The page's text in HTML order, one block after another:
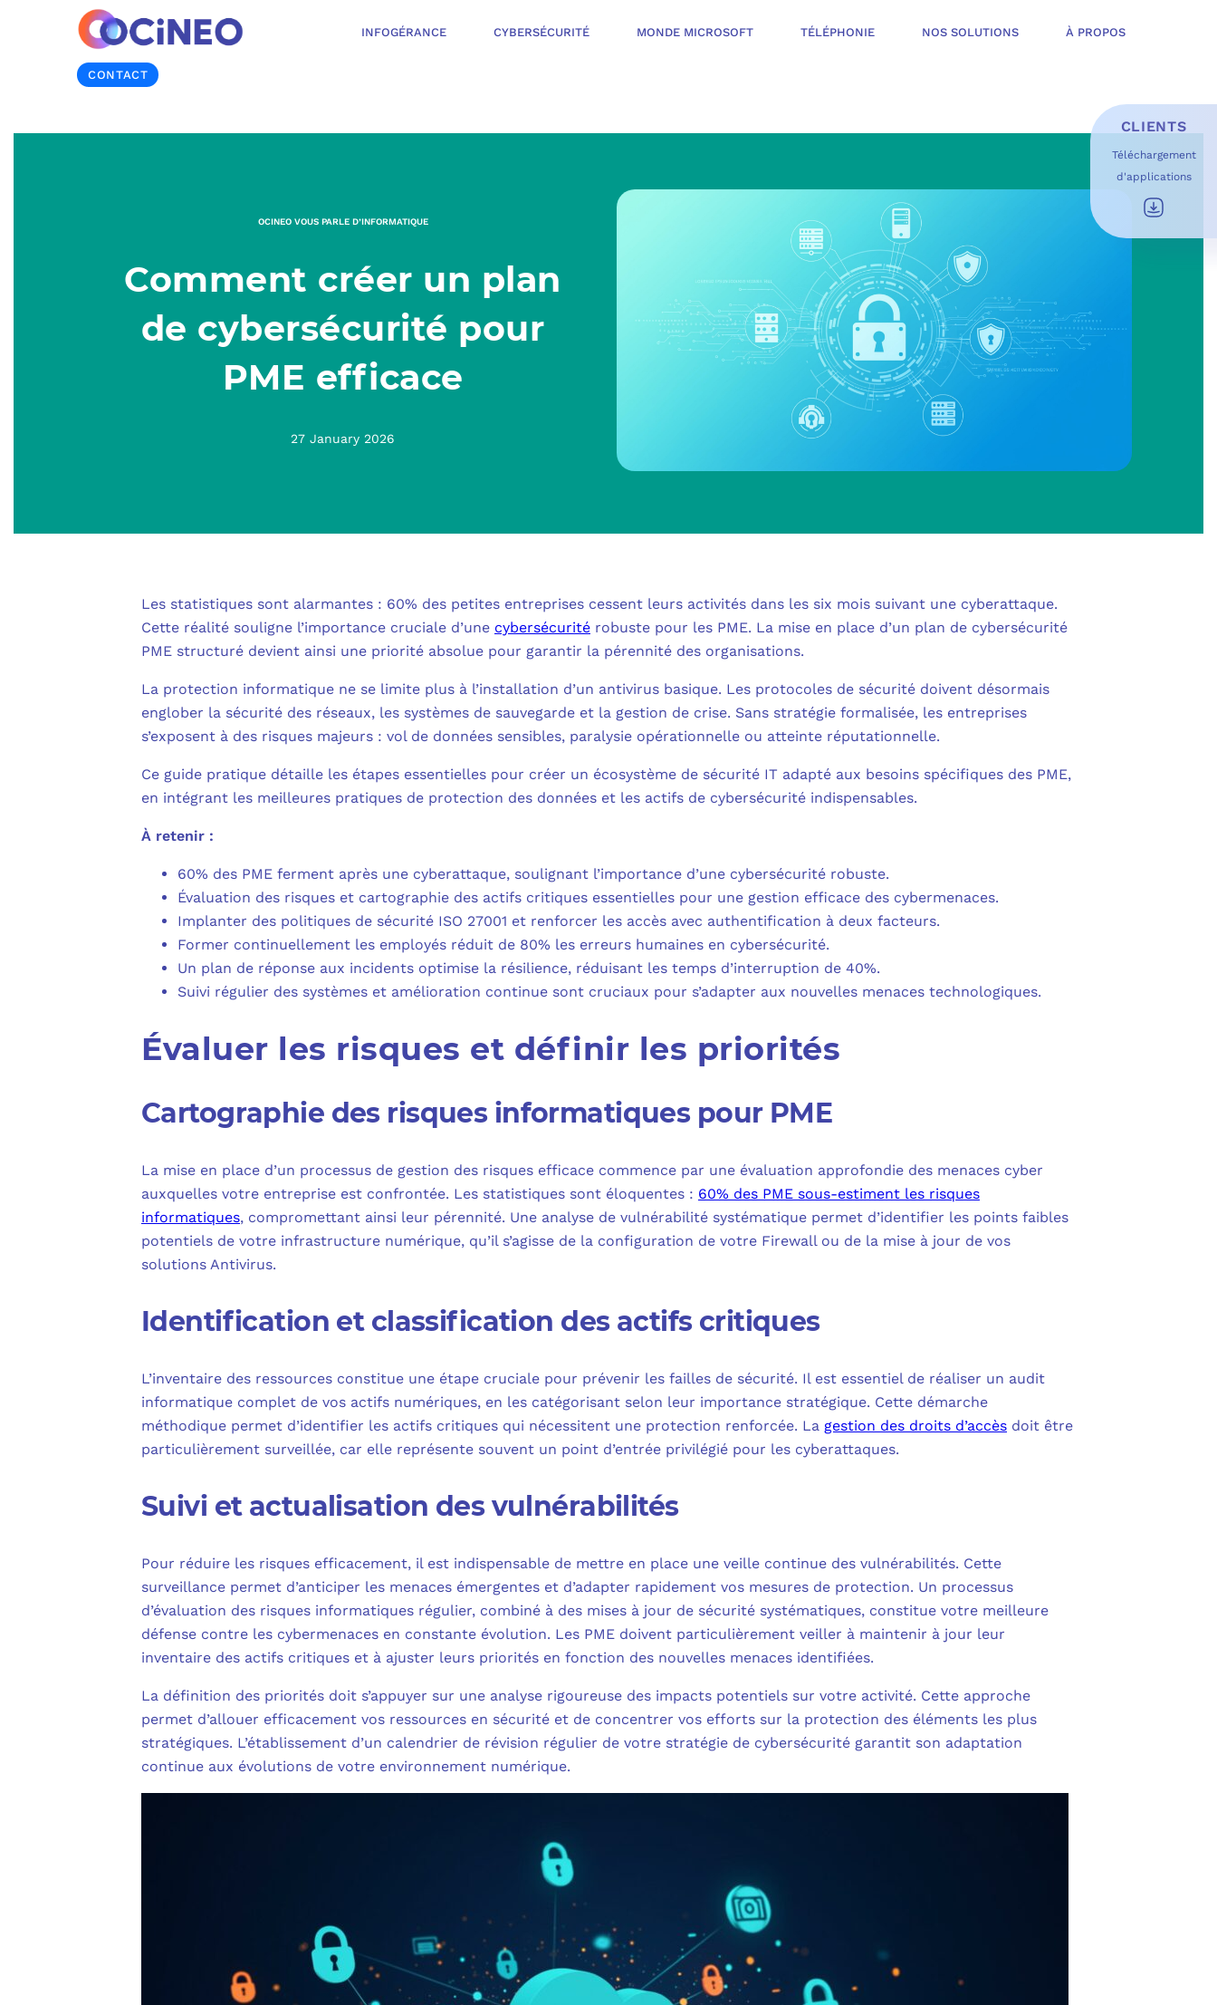
INFOGÉRANCE CYBERSÉCURITÉ MONDE MICROSOFT TÉLÉPHONIE NOS SOLUTIONS À PROPOS
CONTACT
CLIENTS
Téléchargement
d'applications
OCINEO VOUS PARLE D’INFORMATIQUE
Comment créer un plan
de cybersécurité pour
PME efficace
27 January 2026
Les statistiques sont alarmantes : 60% des petites entreprises cessent leurs activités dans les six mois suivant une cyberattaque.
Cette réalité souligne l’importance cruciale d’une cybersécurité robuste pour les PME. La mise en place d’un plan de cybersécurité
PME structuré devient ainsi une priorité absolue pour garantir la pérennité des organisations.
La protection informatique ne se limite plus à l’installation d’un antivirus basique. Les protocoles de sécurité doivent désormais
englober la sécurité des réseaux, les systèmes de sauvegarde et la gestion de crise. Sans stratégie formalisée, les entreprises
s’exposent à des risques majeurs : vol de données sensibles, paralysie opérationnelle ou atteinte réputationnelle.
Ce guide pratique détaille les étapes essentielles pour créer un écosystème de sécurité IT adapté aux besoins spécifiques des PME,
en intégrant les meilleures pratiques de protection des données et les actifs de cybersécurité indispensables.
À retenir :
60% des PME ferment après une cyberattaque, soulignant l’importance d’une cybersécurité robuste.
Évaluation des risques et cartographie des actifs critiques essentielles pour une gestion efficace des cybermenaces.
Implanter des politiques de sécurité ISO 27001 et renforcer les accès avec authentification à deux facteurs.
Former continuellement les employés réduit de 80% les erreurs humaines en cybersécurité.
Un plan de réponse aux incidents optimise la résilience, réduisant les temps d’interruption de 40%.
Suivi régulier des systèmes et amélioration continue sont cruciaux pour s’adapter aux nouvelles menaces technologiques.
Évaluer les risques et définir les priorités
Cartographie des risques informatiques pour PME
La mise en place d’un processus de gestion des risques efficace commence par une évaluation approfondie des menaces cyber
auxquelles votre entreprise est confrontée. Les statistiques sont éloquentes : 60% des PME sous-estiment les risques
informatiques, compromettant ainsi leur pérennité. Une analyse de vulnérabilité systématique permet d’identifier les points faibles
potentiels de votre infrastructure numérique, qu’il s’agisse de la configuration de votre Firewall ou de la mise à jour de vos
solutions Antivirus.
Identification et classification des actifs critiques
L’inventaire des ressources constitue une étape cruciale pour prévenir les failles de sécurité. Il est essentiel de réaliser un audit
informatique complet de vos actifs numériques, en les catégorisant selon leur importance stratégique. Cette démarche
méthodique permet d’identifier les actifs critiques qui nécessitent une protection renforcée. La gestion des droits d’accès doit être
particulièrement surveillée, car elle représente souvent un point d’entrée privilégié pour les cyberattaques.
Suivi et actualisation des vulnérabilités
Pour réduire les risques efficacement, il est indispensable de mettre en place une veille continue des vulnérabilités. Cette
surveillance permet d’anticiper les menaces émergentes et d’adapter rapidement vos mesures de protection. Un processus
d’évaluation des risques informatiques régulier, combiné à des mises à jour de sécurité systématiques, constitue votre meilleure
défense contre les cybermenaces en constante évolution. Les PME doivent particulièrement veiller à maintenir à jour leur
inventaire des actifs critiques et à ajuster leurs priorités en fonction des nouvelles menaces identifiées.
La définition des priorités doit s’appuyer sur une analyse rigoureuse des impacts potentiels sur votre activité. Cette approche
permet d’allouer efficacement vos ressources en sécurité et de concentrer vos efforts sur la protection des éléments les plus
stratégiques. L’établissement d’un calendrier de révision régulier de votre stratégie de cybersécurité garantit son adaptation
continue aux évolutions de votre environnement numérique.
INFOGÉRANCE
NOTRE OFFRE D’INFOGÉRANCE
VOTRE AUDIT OFFERT
NOTRE PROCESS DE TRAVAIL
CYBERSÉCURITÉ
PROTÉGER LES USAGES DU QUOTIDIEN
ORGANISER UNE SÉCURITÉ STRUCTURÉE
MESURER ET AMÉLIORER EN CONTINU
METTRE L’HUMAIN AU CŒUR DE LA DÉFENSE
FAQ CYBERSÉCURITÉ PME
MONDE MICROSOFT
L’ÉCOSYSTÈME MICROSOFT
MICROSOFT SHAREPOINT
MICROSOFT OUTLOOK
MICROSOFT POWER AUTOMATE
MICROSOFT DEFENDER FOR BUSINESS
AUTHENTIFICATION MULTI-FACTEURS (MFA)
MICROSOFT COPILOT
COPILOT STUDIO
L’INFORMATIQUE SANS ENGAGEMENT
COMMUNICATIONS UNIFIÉES
MESSAGERIE COLLABORATIVE
ADSL, SDSL, FIBRE POUR PROFESSIONNELS
LE CLOUD SUR MESURE
SAUVEGARDE EN LIGNE
QUI SOMMES NOUS ?
RSE
NOS CLIENTS